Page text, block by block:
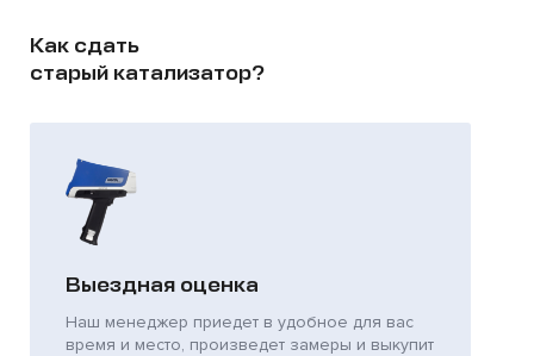
Как сдать
старый катализатор?
Выездная оценка
Наш менеджер приедет в удобное для вас
время и место, произведет замеры и выкупит